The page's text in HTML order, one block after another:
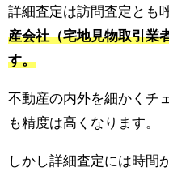
詳細査定は訪問査定とも
産会社（宅地見物取引業
す。
不動産の内外を細かくチ
も精度は高くなります。
しかし詳細査定には時間